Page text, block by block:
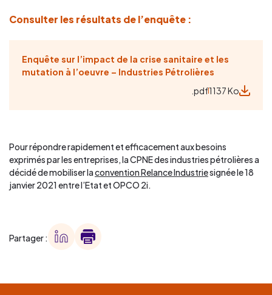
Consulter les résultats de l’enquête :
Enquête sur l’impact de la crise sanitaire et les
mutation à l’oeuvre – Industries Pétrolières
.pdf1137 Ko
Pour répondre rapidement et efficacement aux besoins
exprimés par les entreprises, la CPNE des industries pétrolières a
décidé de mobiliser laconvention Relance Industriesignée le 18
janvier 2021 entre l’Etat et OPCO 2i.
Partager :